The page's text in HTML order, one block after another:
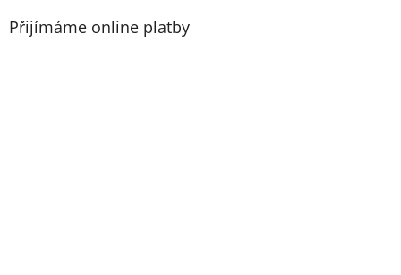
Přijímáme online platby